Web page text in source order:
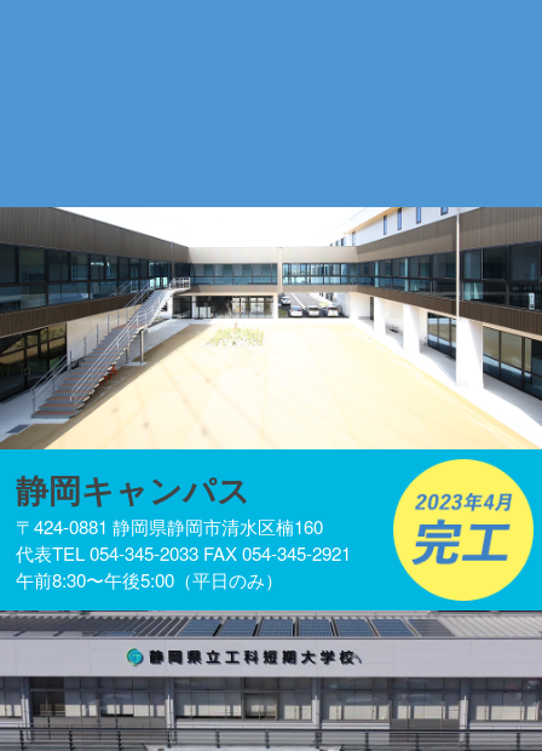
静岡キャンパス
〒424-0881 静岡県静岡市清水区楠160
代表TEL 054-345-2033 FAX 054-345-2921
午前8:30〜午後5:00（平日のみ）